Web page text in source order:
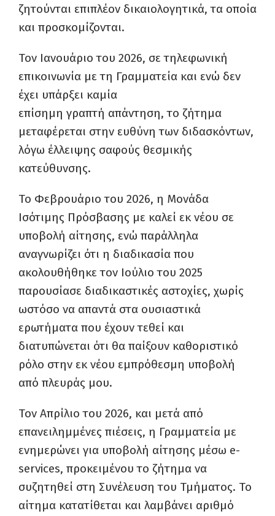
ζητούνται επιπλέον δικαιολογητικά, τα οποία
και προσκομίζονται.
Τον Ιανουάριο του 2026, σε τηλεφωνική
επικοινωνία με τη Γραμματεία και ενώ δεν
έχει υπάρξει καμία
επίσημη γραπτή απάντηση, το ζήτημα
μεταφέρεται στην ευθύνη των διδασκόντων,
λόγω έλλειψης σαφούς θεσμικής
κατεύθυνσης.
Το Φεβρουάριο του 2026, η Μονάδα
Ισότιμης Πρόσβασης με καλεί εκ νέου σε
υποβολή αίτησης, ενώ παράλληλα
αναγνωρίζει ότι η διαδικασία που
ακολουθήθηκε τον Ιούλιο του 2025
παρουσίασε διαδικαστικές αστοχίες, χωρίς
ωστόσο να απαντά στα ουσιαστικά
ερωτήματα που έχουν τεθεί και
διατυπώνεται ότι θα παίξουν καθοριστικό
ρόλο στην εκ νέου εμπρόθεσμη υποβολή
από πλευράς μου.
Τον Απρίλιο του 2026, και μετά από
επανειλημμένες πιέσεις, η Γραμματεία με
ενημερώνει για υποβολή αίτησης μέσω e-
services, προκειμένου το ζήτημα να
συζητηθεί στη Συνέλευση του Τμήματος. Το
αίτημα κατατίθεται και λαμβάνει αριθμό